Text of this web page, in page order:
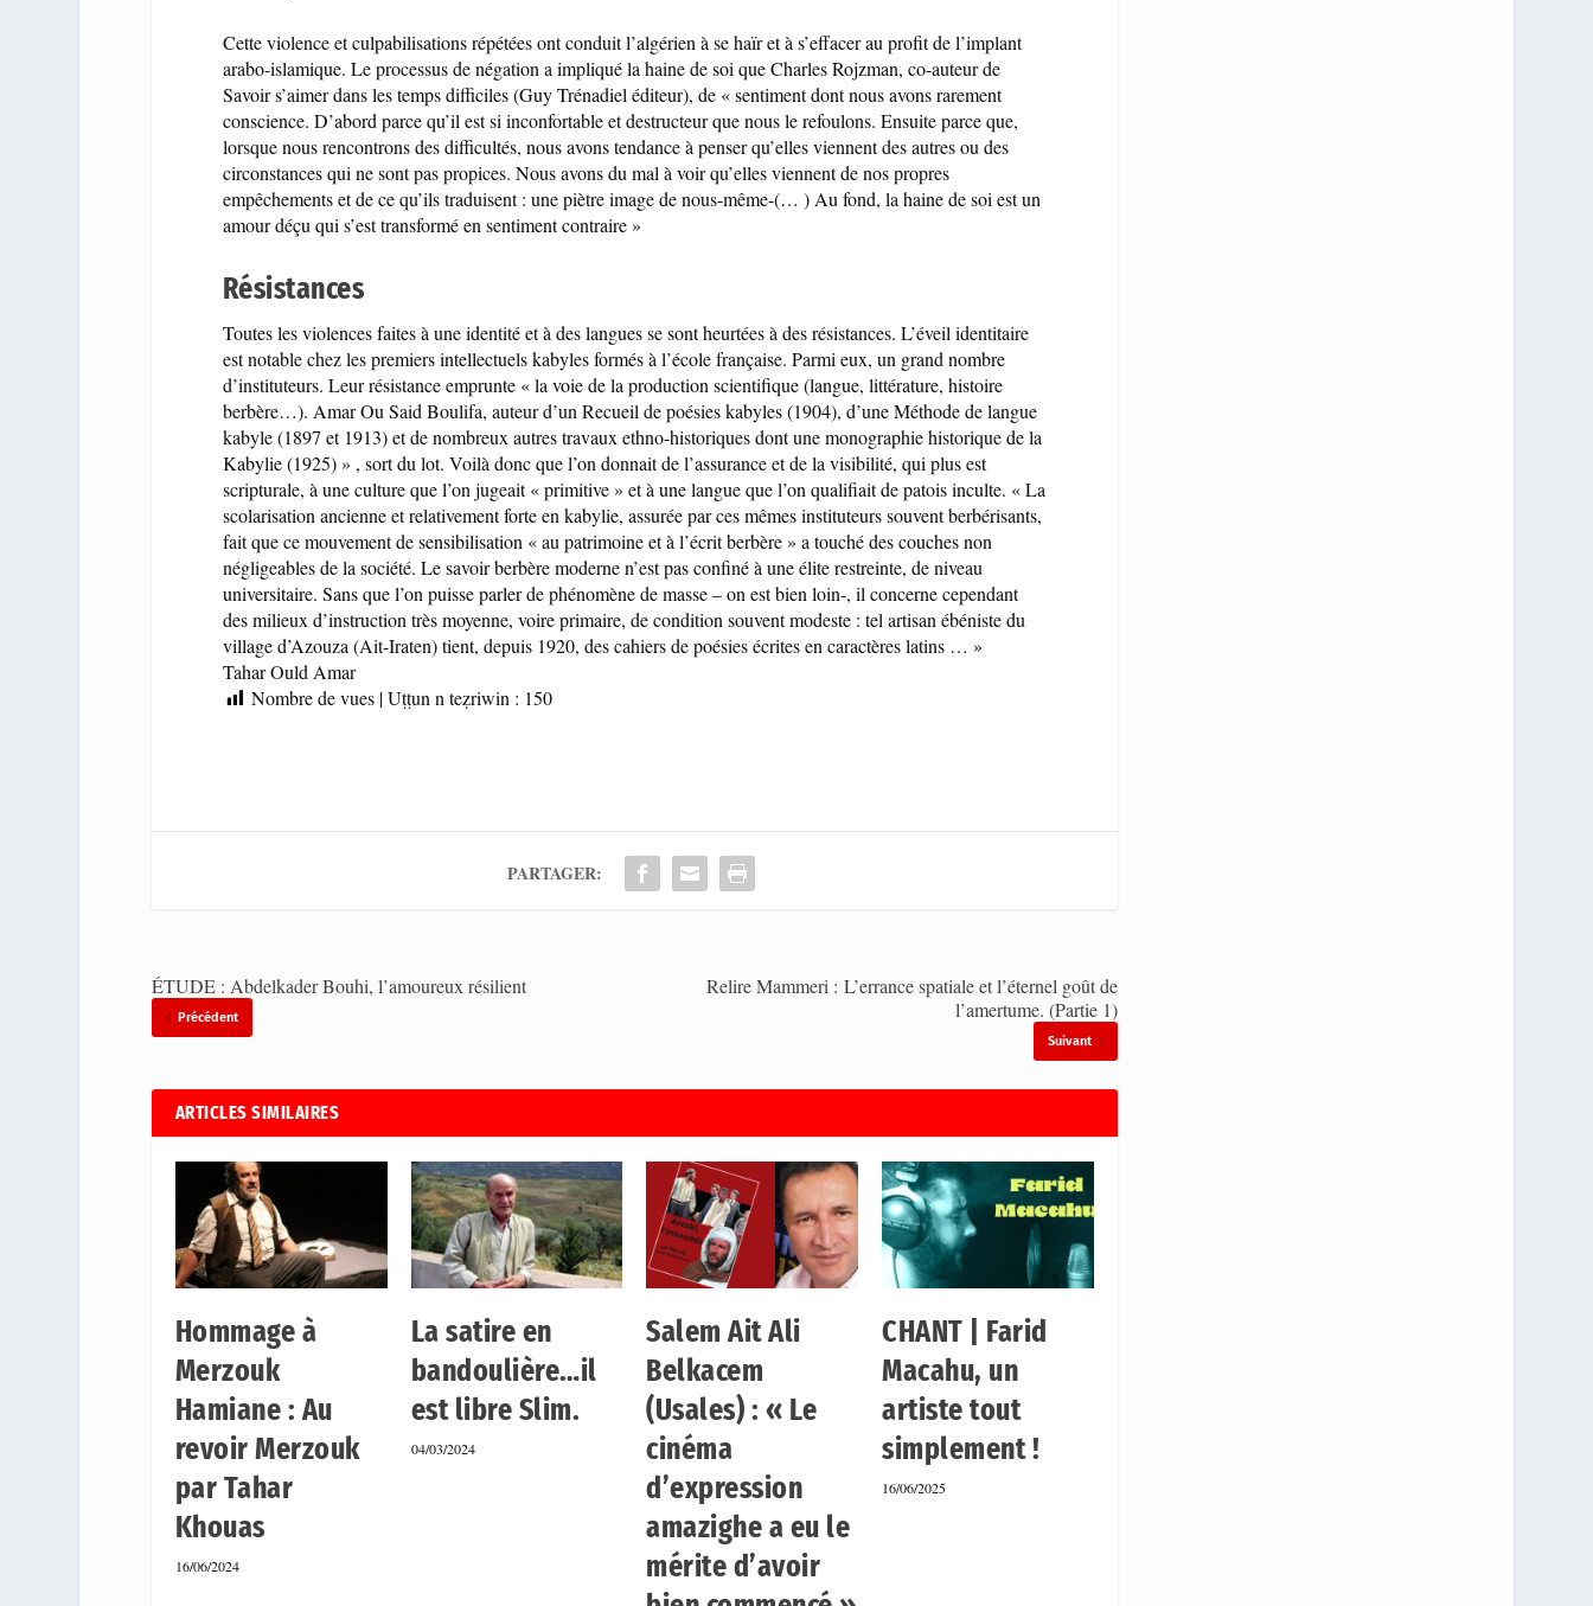
Cette violence et culpabilisations répétées ont conduit l’algérien à se haïr et à s’effacer au profit de l’implant
arabo-islamique. Le processus de négation a impliqué la haine de soi que Charles Rojzman, co-auteur de
Savoir s’aimer dans les temps difficiles (Guy Trénadiel éditeur), de « sentiment dont nous avons rarement
conscience. D’abord parce qu’il est si inconfortable et destructeur que nous le refoulons. Ensuite parce que,
lorsque nous rencontrons des difficultés, nous avons tendance à penser qu’elles viennent des autres ou des
circonstances qui ne sont pas propices. Nous avons du mal à voir qu’elles viennent de nos propres
empêchements et de ce qu’ils traduisent : une piètre image de nous-même-(… ) Au fond, la haine de soi est un
amour déçu qui s’est transformé en sentiment contraire »
Résistances
Toutes les violences faites à une identité et à des langues se sont heurtées à des résistances. L’éveil identitaire
est notable chez les premiers intellectuels kabyles formés à l’école française. Parmi eux, un grand nombre
d’instituteurs. Leur résistance emprunte « la voie de la production scientifique (langue, littérature, histoire
berbère…). Amar Ou Said Boulifa, auteur d’un Recueil de poésies kabyles (1904), d’une Méthode de langue
kabyle (1897 et 1913) et de nombreux autres travaux ethno-historiques dont une monographie historique de la
Kabylie (1925) » , sort du lot. Voilà donc que l’on donnait de l’assurance et de la visibilité, qui plus est
scripturale, à une culture que l’on jugeait « primitive » et à une langue que l’on qualifiait de patois inculte. « La
scolarisation ancienne et relativement forte en kabylie, assurée par ces mêmes instituteurs souvent berbérisants,
fait que ce mouvement de sensibilisation « au patrimoine et à l’écrit berbère » a touché des couches non
négligeables de la société. Le savoir berbère moderne n’est pas confiné à une élite restreinte, de niveau
universitaire. Sans que l’on puisse parler de phénomène de masse – on est bien loin-, il concerne cependant
des milieux d’instruction très moyenne, voire primaire, de condition souvent modeste : tel artisan ébéniste du
village d’Azouza (Ait-Iraten) tient, depuis 1920, des cahiers de poésies écrites en caractères latins … »
Tahar Ould Amar
Nombre de vues | Uṭṭun n teẓriwin : 150
PARTAGER:
ÉTUDE : Abdelkader Bouhi, l’amoureux résilient
Précédent
Relire Mammeri : L’errance spatiale et l’éternel goût de
l’amertume. (Partie 1)
Suivant
ARTICLES SIMILAIRES
Hommage à
Merzouk
Hamiane : Au
revoir Merzouk
par Tahar
Khouas
16/06/2024
La satire en
bandoulière…il
est libre Slim.
04/03/2024
Salem Ait Ali
Belkacem
(Usales) : « Le
cinéma
d’expression
amazighe a eu le
mérite d’avoir
CHANT | Farid
Macahu, un
artiste tout
simplement !
16/06/2025